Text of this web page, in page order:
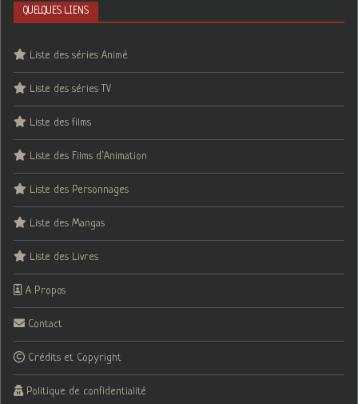
QUELQUES LIENS
Liste des séries Animé
Liste des séries TV
Liste des films
Liste des Films d’Animation
Liste des Personnages
Liste des Mangas
Liste des Livres
A Propos
Contact
Crédits et Copyright
Politique de confidentialité